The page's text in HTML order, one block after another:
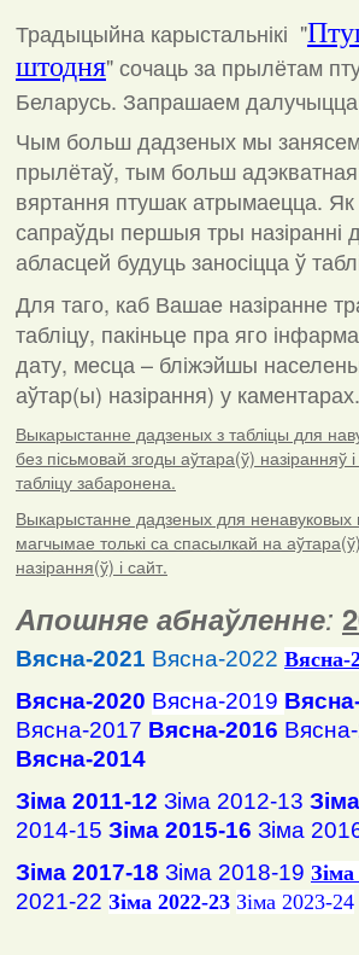
Традыцыйна карыстальнікі "
штодня"сочаць за прылётам
Беларусь. Запрашаем
Чым больш дадзеных мы занясем
прылётаў, тым больш адэкватная
вяртання птушак атрымаецца. Як
сапраўды першыя тры назіранні
абласцей будуць заносіцца ў
Для таго, каб Вашае назіранне
табліцу, пакіньце пра яго
дату, месца – бліжэйшы
аўтар(ы) назірання) у каментарах.
Выкарыстанне дадзеных з табліцы для
без пісьмовай згоды аўтара(ў) назіранняў
табліцу забаронена.
Выкарыстанне дадзеных для ненавуковых
магчымае толькі са спасылкай на
назірання(ў) і сайт.
Апошняе абнаўленне:
Вясна-2021 Вясна-2022 Вясна-
Вясна-2020 Вясна-2019
Вясна-2017 Вясна-2016
Вясна-2014
Зіма 2011-12 Зіма 2012-13
2014-15 Зіма 2015-16 Зіма
Зіма 2017-18 Зіма 2018-19
2021-22 Зіма 2022-23 Зіма 2023-24